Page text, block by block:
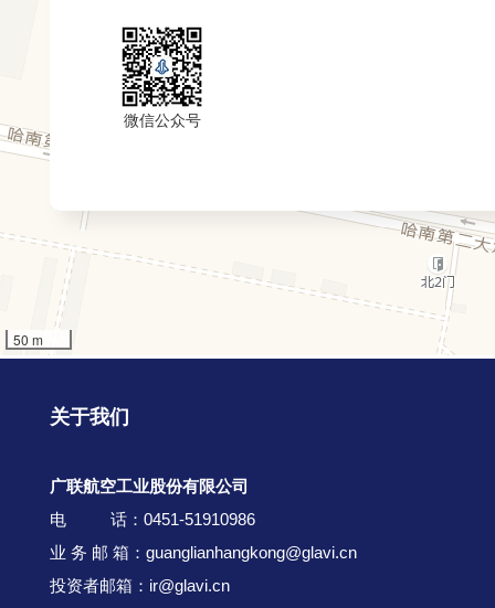
微信公众号
关于我们
广联航空工业股份有限公司
电 话：0451-51910986
业 务 邮 箱：guanglianhangkong@glavi.cn
投资者邮箱：ir@glavi.cn